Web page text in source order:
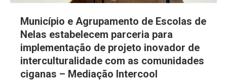
Município e Agrupamento de Escolas de
Nelas estabelecem parceria para
implementação de projeto inovador de
interculturalidade com as comunidades
ciganas – Mediação Intercool